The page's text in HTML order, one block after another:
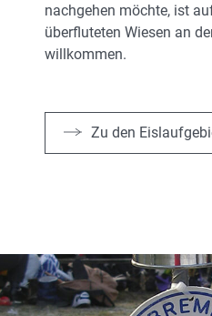
nachgehen möchte, ist
überfluteten Wiesen an
willkommen.
Zu den